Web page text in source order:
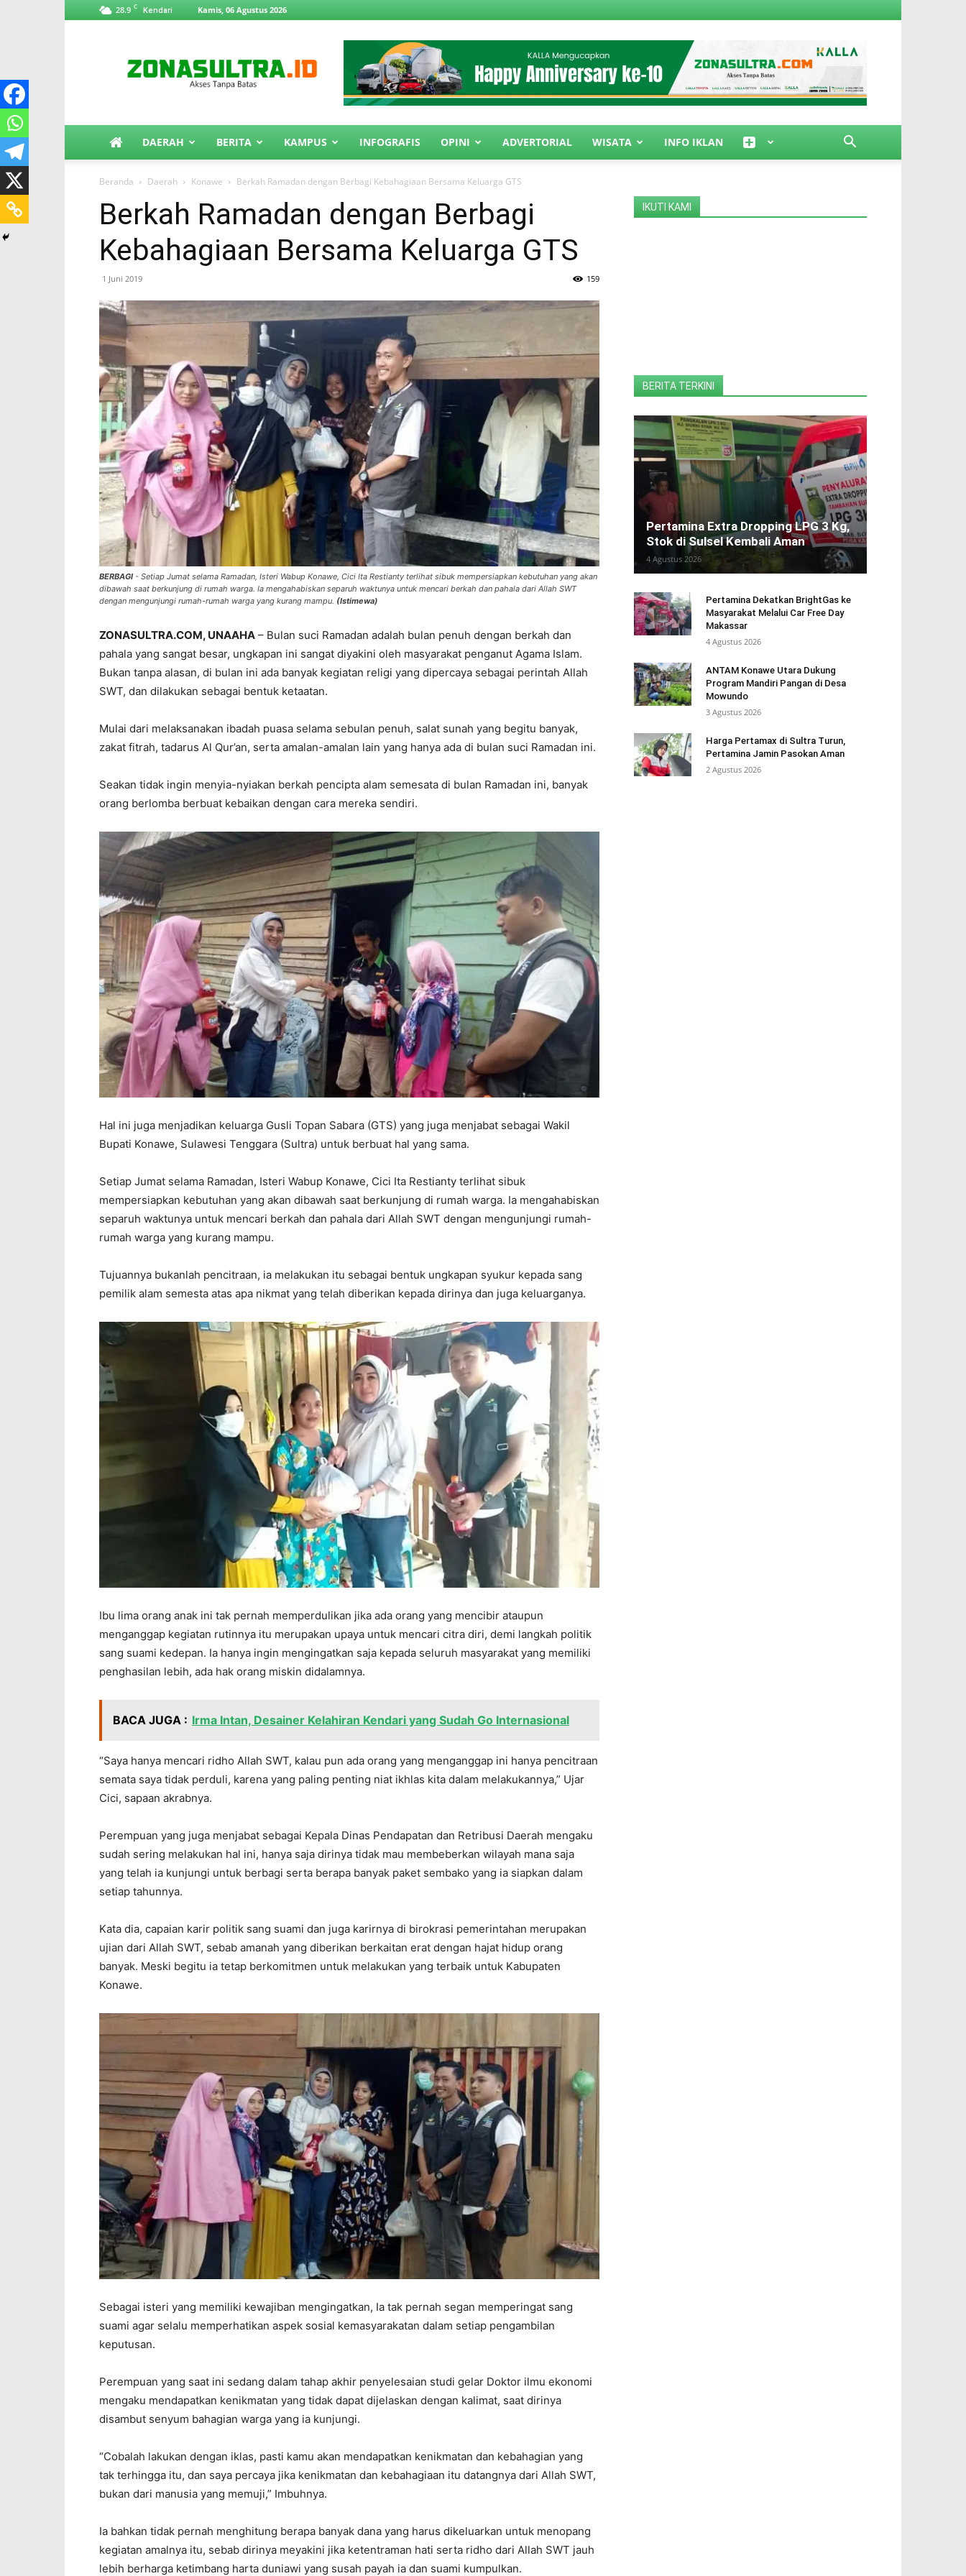
28.9 C Kendari Kamis, 06 Agustus 2026
DAERAH BERITA KAMPUS INFOGRAFIS OPINI ADVERTORIAL WISATA INFO IKLAN
Beranda Daerah Konawe Berkah Ramadan dengan Berbagi Kebahagiaan Bersama Keluarga GTS
Berkah Ramadan dengan Berbagi
Kebahagiaan Bersama Keluarga GTS
1 Juni 2019 159
BERBAGI - Setiap Jumat selama Ramadan, Isteri Wabup Konawe, Cici Ita Restianty terlihat sibuk mempersiapkan kebutuhan yang akan
dibawah saat berkunjung di rumah warga. Ia mengahabiskan separuh waktunya untuk mencari berkah dan pahala dari Allah SWT
dengan mengunjungi rumah-rumah warga yang kurang mampu. (Istimewa)
ZONASULTRA.COM, UNAAHA – Bulan suci Ramadan adalah bulan penuh dengan berkah dan
pahala yang sangat besar, ungkapan ini sangat diyakini oleh masyarakat penganut Agama Islam.
Bukan tanpa alasan, di bulan ini ada banyak kegiatan religi yang dipercaya sebagai perintah Allah
SWT, dan dilakukan sebagai bentuk ketaatan.
Mulai dari melaksanakan ibadah puasa selama sebulan penuh, salat sunah yang begitu banyak,
zakat fitrah, tadarus Al Qur’an, serta amalan-amalan lain yang hanya ada di bulan suci Ramadan ini.
Seakan tidak ingin menyia-nyiakan berkah pencipta alam semesata di bulan Ramadan ini, banyak
orang berlomba berbuat kebaikan dengan cara mereka sendiri.
Hal ini juga menjadikan keluarga Gusli Topan Sabara (GTS) yang juga menjabat sebagai Wakil
Bupati Konawe, Sulawesi Tenggara (Sultra) untuk berbuat hal yang sama.
Setiap Jumat selama Ramadan, Isteri Wabup Konawe, Cici Ita Restianty terlihat sibuk
mempersiapkan kebutuhan yang akan dibawah saat berkunjung di rumah warga. Ia mengahabiskan
separuh waktunya untuk mencari berkah dan pahala dari Allah SWT dengan mengunjungi rumah-
rumah warga yang kurang mampu.
Tujuannya bukanlah pencitraan, ia melakukan itu sebagai bentuk ungkapan syukur kepada sang
pemilik alam semesta atas apa nikmat yang telah diberikan kepada dirinya dan juga keluarganya.
Ibu lima orang anak ini tak pernah memperdulikan jika ada orang yang mencibir ataupun
menganggap kegiatan rutinnya itu merupakan upaya untuk mencari citra diri, demi langkah politik
sang suami kedepan. Ia hanya ingin mengingatkan saja kepada seluruh masyarakat yang memiliki
penghasilan lebih, ada hak orang miskin didalamnya.
BACA JUGA : Irma Intan, Desainer Kelahiran Kendari yang Sudah Go Internasional
“Saya hanya mencari ridho Allah SWT, kalau pun ada orang yang menganggap ini hanya pencitraan
semata saya tidak perduli, karena yang paling penting niat ikhlas kita dalam melakukannya,” Ujar
Cici, sapaan akrabnya.
Perempuan yang juga menjabat sebagai Kepala Dinas Pendapatan dan Retribusi Daerah mengaku
sudah sering melakukan hal ini, hanya saja dirinya tidak mau membeberkan wilayah mana saja
yang telah ia kunjungi untuk berbagi serta berapa banyak paket sembako yang ia siapkan dalam
setiap tahunnya.
Kata dia, capaian karir politik sang suami dan juga karirnya di birokrasi pemerintahan merupakan
ujian dari Allah SWT, sebab amanah yang diberikan berkaitan erat dengan hajat hidup orang
banyak. Meski begitu ia tetap berkomitmen untuk melakukan yang terbaik untuk Kabupaten
Konawe.
Sebagai isteri yang memiliki kewajiban mengingatkan, Ia tak pernah segan memperingat sang
suami agar selalu memperhatikan aspek sosial kemasyarakatan dalam setiap pengambilan
keputusan.
Perempuan yang saat ini sedang dalam tahap akhir penyelesaian studi gelar Doktor ilmu ekonomi
mengaku mendapatkan kenikmatan yang tidak dapat dijelaskan dengan kalimat, saat dirinya
disambut senyum bahagian warga yang ia kunjungi.
“Cobalah lakukan dengan iklas, pasti kamu akan mendapatkan kenikmatan dan kebahagian yang
tak terhingga itu, dan saya percaya jika kenikmatan dan kebahagiaan itu datangnya dari Allah SWT,
bukan dari manusia yang memuji,” Imbuhnya.
Ia bahkan tidak pernah menghitung berapa banyak dana yang harus dikeluarkan untuk menopang
kegiatan amalnya itu, sebab dirinya meyakini jika ketentraman hati serta ridho dari Allah SWT jauh
lebih berharga ketimbang harta duniawi yang susah payah ia dan suami kumpulkan.
IKUTI KAMI
BERITA TERKINI
Pertamina Extra Dropping LPG 3 Kg,
Stok di Sulsel Kembali Aman
4 Agustus 2026
Pertamina Dekatkan BrightGas ke
Masyarakat Melalui Car Free Day
Makassar
4 Agustus 2026
ANTAM Konawe Utara Dukung
Program Mandiri Pangan di Desa
Mowundo
3 Agustus 2026
Harga Pertamax di Sultra Turun,
Pertamina Jamin Pasokan Aman
2 Agustus 2026